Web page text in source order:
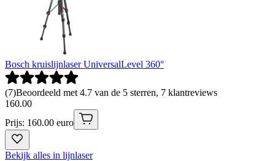
Bosch kruislijnlaser UniversalLevel 360°
(7)Beoordeeld met 4.7 van de 5 sterren, 7 klantreviews
160.00
Prijs: 160.00 euro
Bekijk alles in lijnlaser